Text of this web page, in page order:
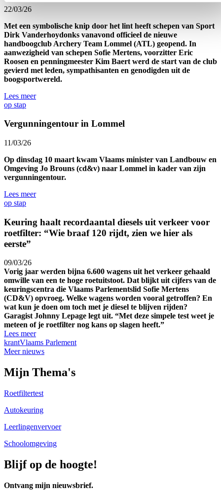
22/03/26
Met een symbolische knip door het lint heeft schepen van Sport
Dirk Vanderhoydonks vanavond officieel de nieuwe
handboogclub Archery Team Lommel (ATL) geopend. In
aanwezigheid van schepen Sofie Mertens, voorzitter Eric
Roosen en penningmeester Kim Baert werd de start van de club
gevierd met leden, sympathisanten en genodigden uit de
boogsportwereld.
Lees meer
op stap
Vergunningentour in Lommel
11/03/26
Op dinsdag 10 maart kwam Vlaams minister van Landbouw en
Omgeving Jo Brouns (cd&v) naar Lommel in kader van zijn
vergunningentour.
Lees meer
op stap
Keuring haalt recordaan­tal diesels uit verkeer voor
roetfilter: “Wie braaf 120 rijdt, zien we hier als
eerste”
09/03/26
Vorig jaar werden bijna 6.600 wagens uit het verkeer gehaald
omwille van een te hoge roetuitstoot. Dat blijkt uit cijfers van de
keuringscentra die Vlaams Parlementslid Sofie Mertens
(CD&V) opvroeg. Welke wagens worden vooral getroffen? En
wat kun je doen om toch met je diesel te blijven rijden?
Garagist Johnny Lepage legt uit. “Met deze simpele test weet je
meteen of je roetfilter nog kans op slagen heeft.”
Lees meer
krantVlaams Parlement
Meer nieuws
Mijn Thema's
Roetfiltertest
Autokeuring
Leerlingenvervoer
Schoolomgeving
Blijf op de hoogte!
Ontvang mijn nieuwsbrief.